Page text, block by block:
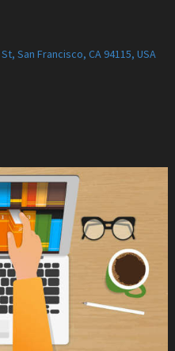
San Francisco, CA 94115, USA